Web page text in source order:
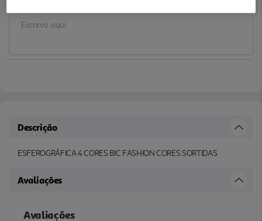
Descrição
ESFEROGRÁFICA 4 CORES BIC FASHION CORES SORTIDAS
Avaliações